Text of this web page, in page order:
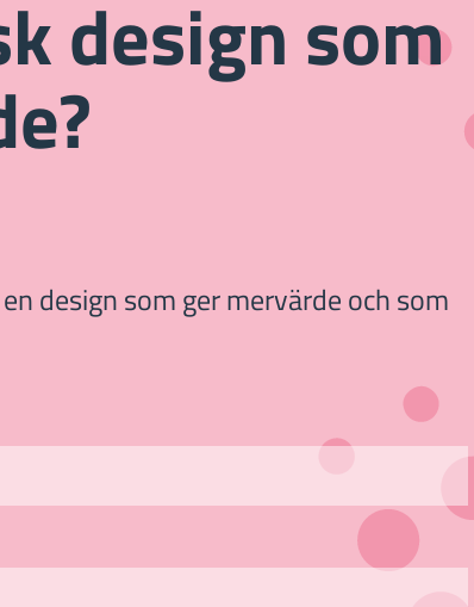
design som
design som ger mervärde och som